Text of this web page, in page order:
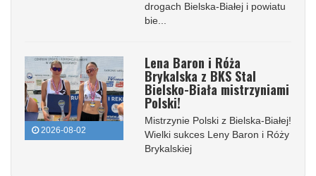
drogach Bielska-Białej i powiatu
bie...
2026-08-02
Lena Baron i Róża
Brykalska z BKS Stal
Bielsko-Biała mistrzyniami
Polski!
Mistrzynie Polski z Bielska-Białej!
Wielki sukces Leny Baron i Róży
Brykalskiej